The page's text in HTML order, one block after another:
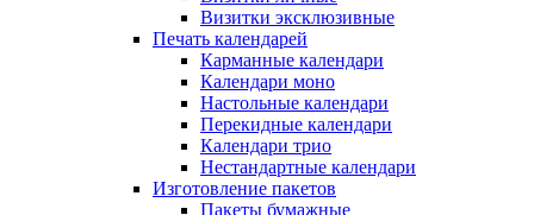
Визитки эксклюзивные
Печать календарей
Карманные календари
Календари моно
Настольные календари
Перекидные календари
Календари трио
Нестандартные календари
Изготовление пакетов
Пакеты бумажные